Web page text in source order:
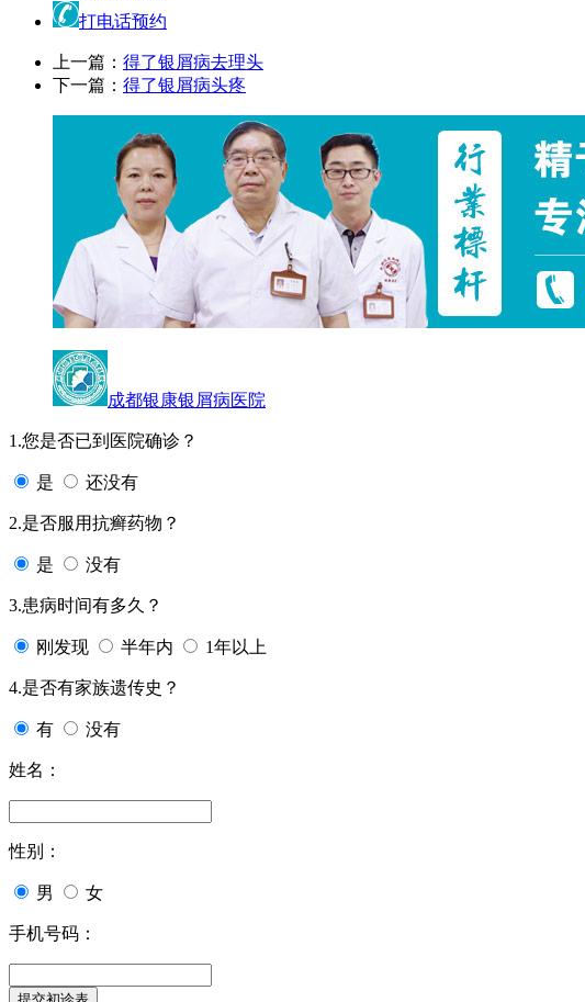
打电话预约
上一篇： 得了银屑病去理头
下一篇： 得了银屑病头疼
成都银康银屑病医院
1.您是否已到医院确诊？
是 还没有
2.是否服用抗癣药物？
是 没有
3.患病时间有多久？
刚发现 半年内 1年以上
4.是否有家族遗传史？
有 没有
姓名：
性别：
男 女
手机号码：